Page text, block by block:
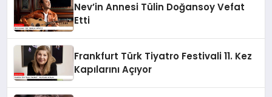
Nev’in Annesi Tülin Doğansoy Vefat
Etti
Frankfurt Türk Tiyatro Festivali 11. Kez
Kapılarını Açıyor